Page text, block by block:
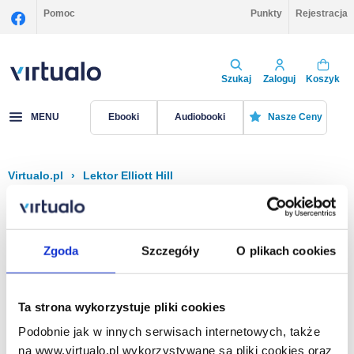
Zgoda Szczegóły O plikach cookies
Ta strona wykorzystuje pliki cookies
Podobnie jak w innych serwisach internetowych, także
na www.virtualo.pl wykorzystywane są pliki cookies oraz
Pomoc Punkty Rejestracja
Szukaj Zaloguj Koszyk
MENU Ebooki Audiobooki Nasze Ceny
Virtualo.pl › Lektor Elliott Hill
Filtruj Sortuj
Na stronie